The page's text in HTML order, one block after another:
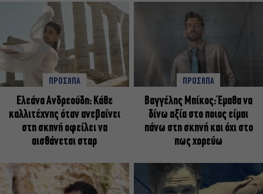
ΠΡΟΣΩΠΑ
Ελεάνα Ανδρεούδη: Κάθε
καλλιτέχνης όταν ανεβαίνει
στη σκηνή οφείλει να
αισθάνεται σταρ
ΠΡΟΣΩΠΑ
Βαγγέλης Μπίκος: Έμαθα να
δίνω αξία στο ποιος είμαι
πάνω στη σκηνή και όχι στο
πως χορεύω